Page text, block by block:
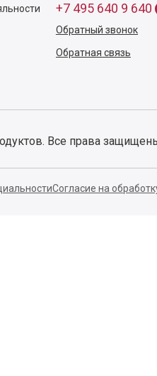
+7 495 640 9 640
Обратный звонок
Обратная связь
Все права
Согласие на